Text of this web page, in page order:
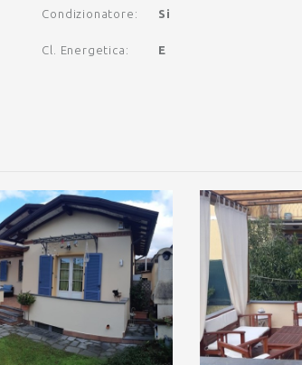
Condizionatore : Si
Cl. Energetica : E